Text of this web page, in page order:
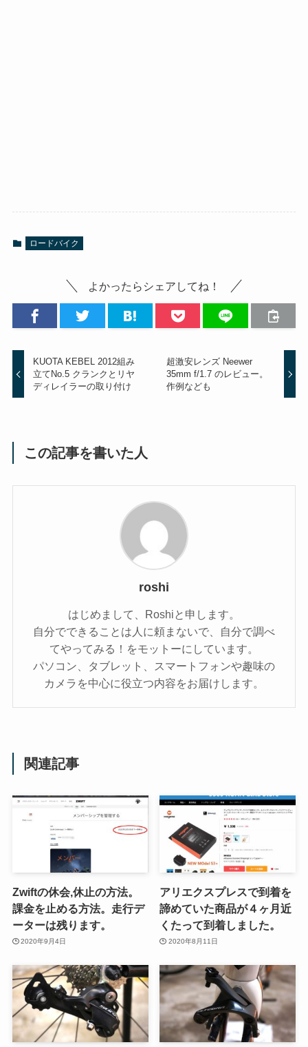
ロードバイク
よかったらシェアしてね！
KUOTA KEBEL 2012組み
立てNo.5 クランクとリヤ
ディレイラーの取り付け
超激安レンズ Neewer
35mm f/1.7 のレビュー。
作例なども
この記事を書いた人
roshi
はじめまして、Roshiと申します。
自分でできることは人に頼まないで、自分で調べ
てやってみる！をモットーにしています。
パソコン、タブレット、スマートフォンや趣味の
カメラを中心に役立つ内容をお届けします。
関連記事
Zwiftの休会,休止の方法。
課金を止める方法。走行デ
ーターは残ります。
2020年9月4日
アリエクスプレスで到着を
諦めていた商品が４ヶ月近
くたって到着しました。
2020年8月11日